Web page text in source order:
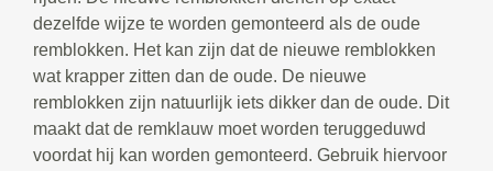
dezelfde wijze te worden gemonteerd als de oude
remblokken. Het kan zijn dat de nieuwe remblokken
wat krapper zitten dan de oude. De nieuwe
remblokken zijn natuurlijk iets dikker dan de oude. Dit
maakt dat de remklauw moet worden teruggeduwd
voordat hij kan worden gemonteerd. Gebruik hiervoor